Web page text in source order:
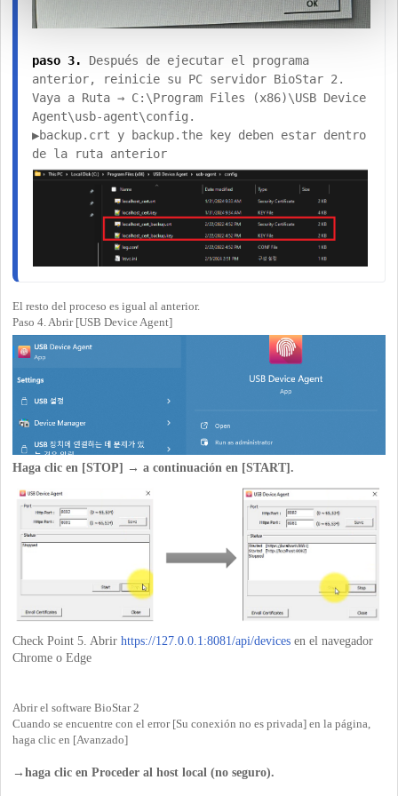
paso 3. Después de ejecutar el programa
anterior, reinicie su PC servidor BioStar 2.
Vaya a Ruta → C:\Program Files (x86)\USB Device
Agent\usb-agent\config.
▶backup.crt y backup.the key deben estar dentro
de la ruta anterior
El resto del proceso es igual al anterior.
Paso 4. Abrir [USB Device Agent]
Haga clic en [STOP] → a continuación en [START].
Check Point 5. Abrir https://127.0.0.1:8081/api/devices en el navegador
Chrome o Edge
Abrir el software BioStar 2
Cuando se encuentre con el error [Su conexión no es privada] en la página,
haga clic en [Avanzado]
→haga clic en Proceder al host local (no seguro).